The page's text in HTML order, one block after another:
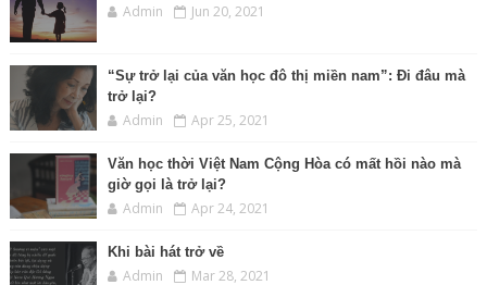
Admin Jun 20, 2021
“Sự trở lại của văn học đô thị miền nam”: Đi đâu mà
trở lại?
Admin Apr 25, 2021
Văn học thời Việt Nam Cộng Hòa có mất hồi nào mà
giờ gọi là trở lại?
Admin Apr 24, 2021
Khi bài hát trở về
Admin Mar 28, 2021